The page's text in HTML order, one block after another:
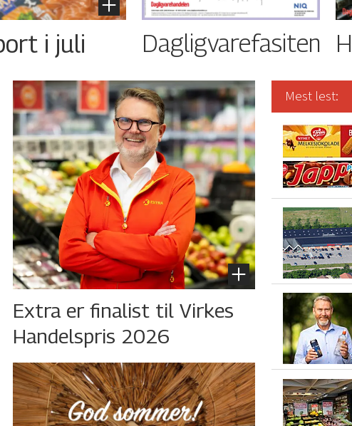
i juli Dagligvarefasiten
Extra er finalist til Virkes
Handelspris 2026
Mest lest: